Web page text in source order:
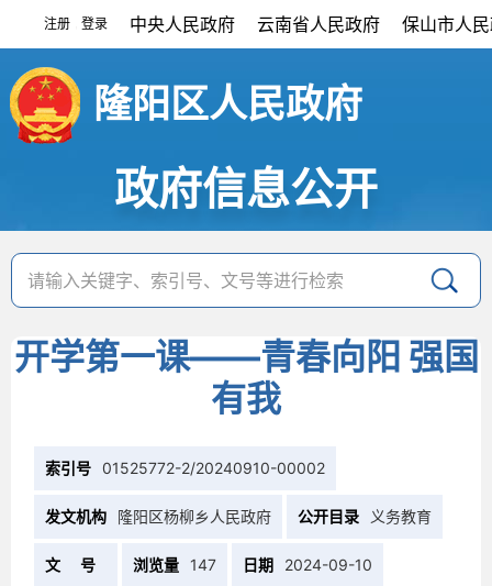
注册 登录 中央人民政府 云南省人民政府 保山市人
隆阳区人民政府
政府信息公开
开学第一课——青春向阳 强国
有我
索引号 01525772-2/20240910-00002
发文机构 隆阳区杨柳乡人民政府 公开目录 义务教育
文 号 浏览量 147 日期 2024-09-10